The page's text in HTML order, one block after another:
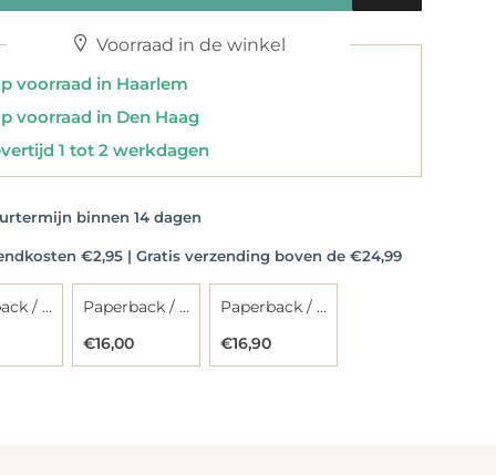
Voorraad in de winkel
voorraad in Haarlem
voorraad in Den Haag
1 tot 2 werkdagen
binnen 14 dagen
€2,95 | Gratis verzending boven de €24,99
Paperback / softback
Paperback / softback
€16,00
Paperback / softback
€16,90